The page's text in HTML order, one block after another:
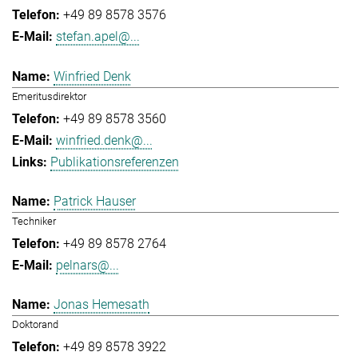
+49 89 8578 3576
stefan.apel@...
Winfried Denk
Emeritusdirektor
+49 89 8578 3560
winfried.denk@...
Publikationsreferenzen
Patrick Hauser
Techniker
+49 89 8578 2764
pelnars@...
Jonas Hemesath
Doktorand
+49 89 8578 3922